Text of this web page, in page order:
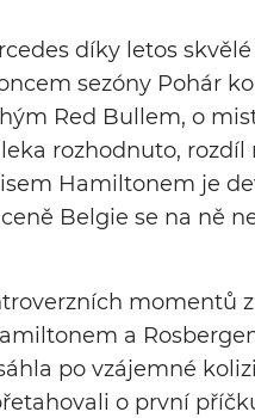
díky letos
sezóny Pohár
Red Bullem, o
rozhodnuto,
Hamiltonem je
Belgie se na ně
momentů
a
po vzájemné
o první